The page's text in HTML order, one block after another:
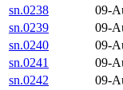
sn.0238
09-
sn.0239
09-
sn.0240
09-
sn.0241
09-
sn.0242
09-